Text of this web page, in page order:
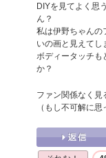
DIYを見てよく思
ん？
私は伊野ちゃんの
いの画と見えてし
ボディータッチも
か？
ファン関係なく見
（もし不可解に思